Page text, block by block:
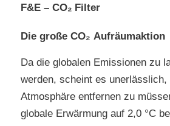
F&E – CO₂ Filter
Die große CO₂ Aufräumaktion
Da die globalen Emissionen zu
werden, scheint es unerlässlich,
Atmosphäre entfernen zu
globale Erwärmung auf 2,0 °C